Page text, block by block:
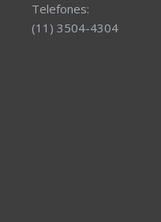
Telefones:
(11) 3504-4304